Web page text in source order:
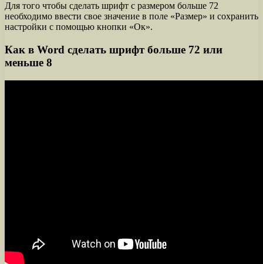
Для того чтобы сделать шрифт с размером больше 72
необходимо ввести свое значение в поле «Размер» и сохранить
настройки с помощью кнопки «Ок».
Как в Word сделать шрифт больше 72 или
меньше 8